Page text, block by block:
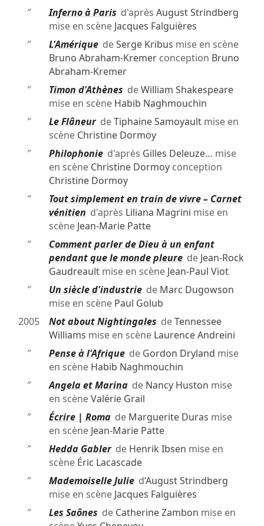
″
Inferno à Paris d'après August Strindberg
mise en scène Jacques Falguières
″
L'AmériquedeSerge Kribus mise en scène
Bruno Abraham-Kremerconception Bruno
Abraham-Kremer
″
Timon d'Athènes deWilliam Shakespeare
mise en scène Habib Naghmouchin
″
Le FlâneurdeTiphaine Samoyaultmise en
scène Christine Dormoy
″
Philophonied'après Gilles Deleuze… mise
en scène Christine Dormoyconception
Christine Dormoy
″
Tout simplement en train de vivre – Carnet
vénitien d'après Liliana Magrini mise en
scène Jean-Marie Patte
″
Comment parler de Dieu à un enfant
pendant que le monde pleurede Jean-Rock
Gaudreaultmise en scène Jean-Paul Viot
″
Un siècle d'industriede Marc Dugowson
mise en scène Paul Golub
2005
Not about Nightingales deTennessee
Williams mise en scène Laurence Andreini
″
Pense à l'Afriquede Gordon Dryland mise
en scène Habib Naghmouchin
″
Angela et Marinade Nancy Huston mise
en scèneValérie Grail
″
Écrire | Romade Marguerite Duras mise
en scène Jean-Marie Patte
″
Hedda Gablerde Henrik Ibsen mise en
scène Éric Lacascade
″
Mademoiselle Julied’August Strindberg
mise en scène Jacques Falguières
″
Les Saônes de Catherine Zambon mise en